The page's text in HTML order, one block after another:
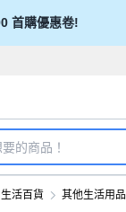
首購優惠卷!
生活百貨 其他生活用品